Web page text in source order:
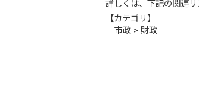
詳しくは、下記の関連
【カテゴリ】
市政 > 財政